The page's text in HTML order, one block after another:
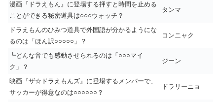
漫画『ドラえもん』に登場する押すと時間を止める
ことができる秘密道具は○○○ウォッチ？
タンマ
ドラえもんのひみつ道具で外国語が分かるようにな
るのは「ほん訳○○○○○」？
コンニャク
┗どんな音でも感動させられるのは「○○○マイ
ク」？
ジーン
映画『ザ☆ドラえもんズ』に登場するメンバーで、
サッカーが得意なのは○○○○○○？
ドラリーニョ